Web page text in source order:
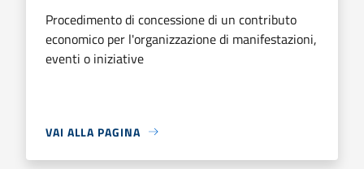
Procedimento di concessione di un contributo
economico per l'organizzazione di manifestazioni,
eventi o iniziative
VAI ALLA PAGINA